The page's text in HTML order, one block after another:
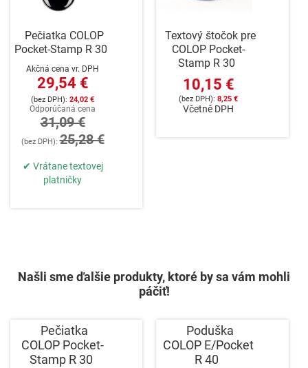
Pečiatka COLOP
Pocket-Stamp R 30
Akčná cena vr. DPH
29,54 €
24,02 €
Odporúčaná cena
31,09 €
25,28 €
✔ Vrátane textovej
platničky
Textový štočok pre
COLOP Pocket-
Stamp R 30
10,15 €
8,25 €
Včetně DPH
Našli sme ďalšie produkty, ktoré by sa vám mohli
páčiť!
Pečiatka
COLOP Pocket-
Stamp R 30
Poduška
COLOP E/Pocket
R 40